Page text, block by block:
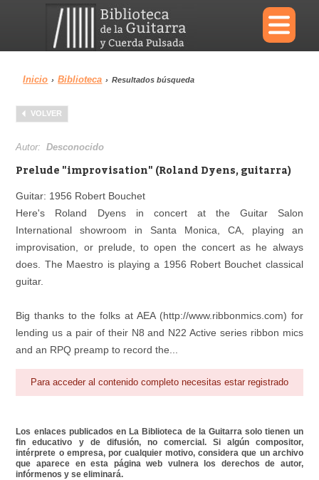
×
Menu
Biblioteca
Área personal Reproductor
Inicio › Biblioteca › Resultados búsqueda
VOLVER
Autor:Desconocido
Prelude "improvisation" (Roland Dyens, guitarra)
Guitar: 1956 Robert Bouchet
Here's Roland Dyens in concert at the Guitar Salon
International showroom in Santa Monica, CA, playing an
improvisation, or prelude, to open the concert as he always
does. The Maestro is playing a 1956 Robert Bouchet classical
guitar.
Big thanks to the folks at AEA (http://www.ribbonmics.com) for
lending us a pair of their N8 and N22 Active series ribbon mics
and an RPQ preamp to record the...
Para acceder al contenido completo necesitas estar registrado
Los enlaces publicados en La Biblioteca de la Guitarra solo tienen un
fin educativo y de difusión, no comercial. Si algún compositor,
intérprete o empresa, por cualquier motivo, considera que un archivo
que aparece en esta página web vulnera los derechos de autor,
infórmenos y se eliminará.